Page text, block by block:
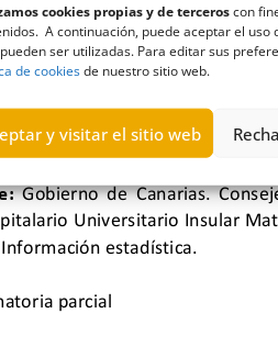
cookies propias y de terceroscon
A continuación, puede aceptar el
ser utilizadas. Para editar sus
de cookiesde nuestro sitio web.
y visitar el sitio web